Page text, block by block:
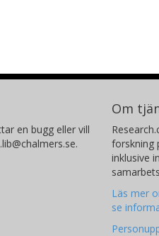
en bugg eller vill
Om
forskning
inklusive
Läs mer
se